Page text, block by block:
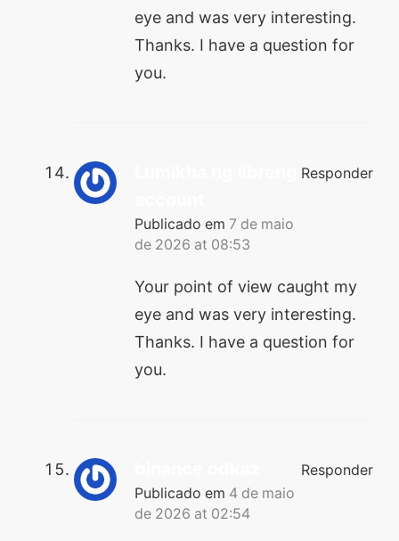
eye and was very interesting.
Thanks. I have a question for
you.
Publicado em 7 de maio
de 2026 at 08:53
Responder
Your point of view caught my
eye and was very interesting.
Thanks. I have a question for
you.
Publicado em 4 de maio
de 2026 at 02:54
Responder